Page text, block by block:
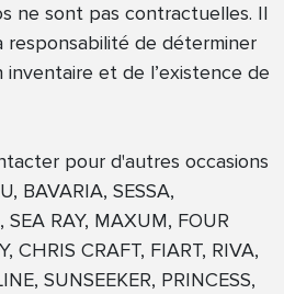
ne sont pas contractuelles. Il
responsabilité de déterminer
inventaire et de l’existence de
pour d'autres occasions
BAVARIA, SESSA,
SEA RAY, MAXUM, FOUR
CHRIS CRAFT, FIART, RIVA,
SUNSEEKER, PRINCESS,